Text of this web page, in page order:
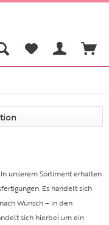
unserem Sortiment erhalten
Es handelt sich
Wunsch – in den
sich hierbei um ein